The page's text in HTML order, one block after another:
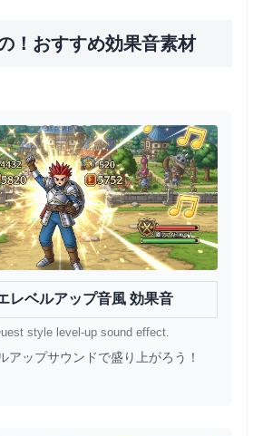
！おすすめ効果音素材
レベルアップ音風 効果音
style level-up sound effect.
アップサウンドで盛り上がろう！